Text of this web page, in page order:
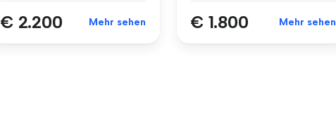
€ 2.200 Mehr sehen € 1.800 Mehr sehen